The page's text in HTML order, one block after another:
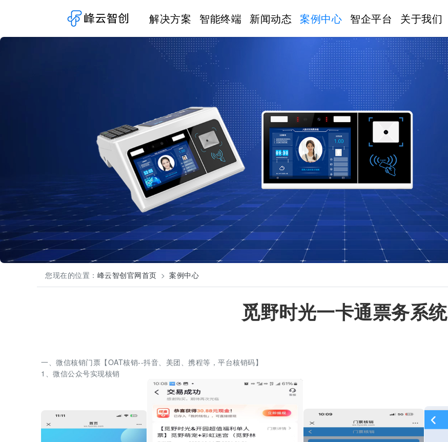
解决方案 智能终端 新闻动态 案例中心 智企平台 关于我们
您现在的位置： 峰云智创官网首页 案例中心
觅野时光一卡通票务系统
一、微信核销门票【OAT核销--抖音、美团、携程等，平台核销码】
1、微信公众号实现核销